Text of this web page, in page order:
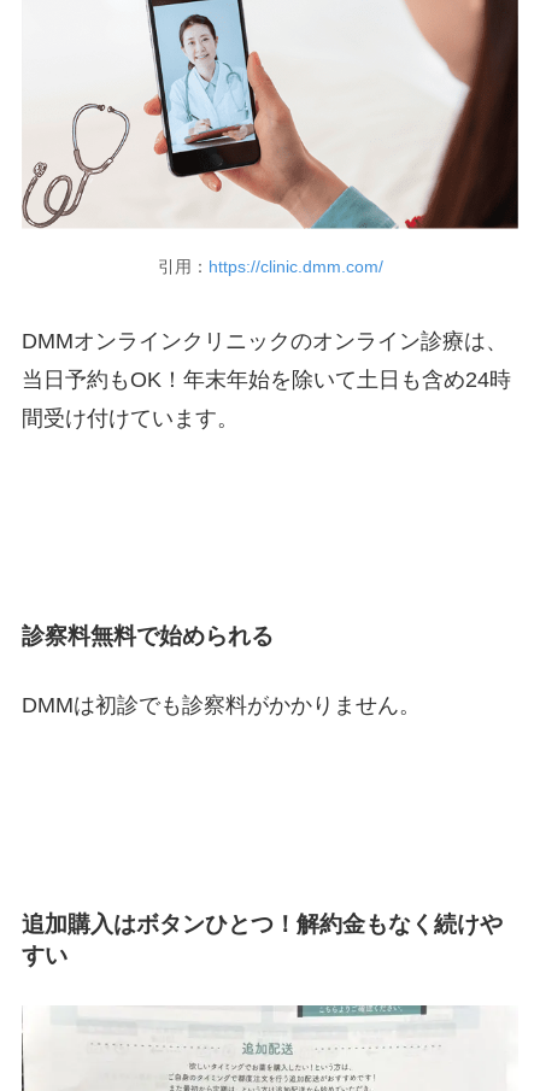
引用： https://clinic.dmm.com/
DMMオンラインクリニックのオンライン診療は、
当日予約もOK！年末年始を除いて土日も含め24時
間受け付けています。
診察料無料で始められる
DMMは初診でも診察料がかかりません。
追加購入はボタンひとつ！解約金もなく続けや
すい